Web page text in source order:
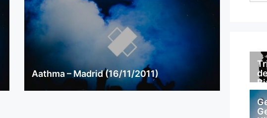
Aathma – Madrid (16/11/2011)
Mi